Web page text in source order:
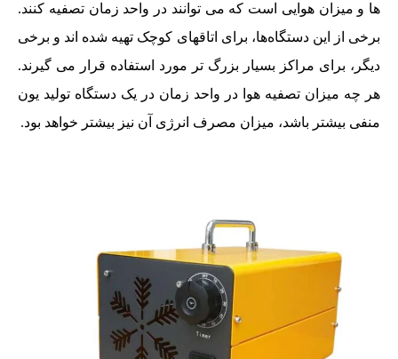
ها و میزان هوایی است که می توانند در واحد زمان تصفیه کنند.
برخی از این دستگاه‌ها، برای اتاقهای کوچک تهیه شده اند و برخی
دیگر، برای مراکز بسیار بزرگ تر مورد استفاده قرار می گیرند.
هر چه میزان تصفیه هوا در واحد زمان در یک دستگاه تولید یون
منفی بیشتر باشد، میزان مصرف انرژی آن نیز بیشتر خواهد بود.